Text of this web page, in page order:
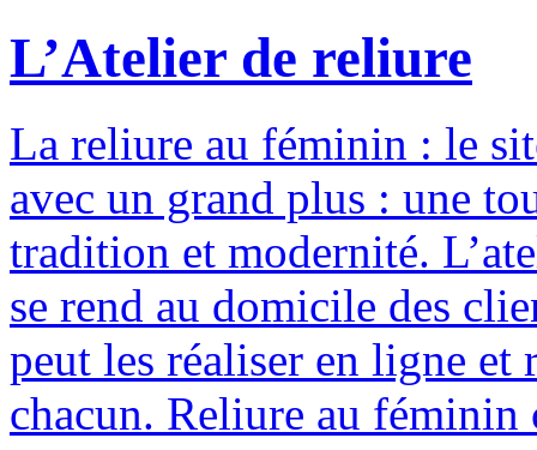
L’Atelier de reliure
La reliure au féminin : le
avec un grand plus : une
tradition et modernité.
se rend au domicile des
peut les réaliser en ligne et
chacun. Reliure au féminin